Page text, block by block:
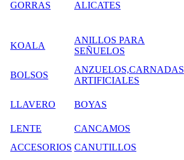
GORRAS ALICATES
KOALA
ANILLOS PARA
SEÑUELOS
BOLSOS
ANZUELOS,CARNADAS
ARTIFICIALES
LLAVERO BOYAS
LENTE CANCAMOS
ACCESORIOS CANUTILLOS